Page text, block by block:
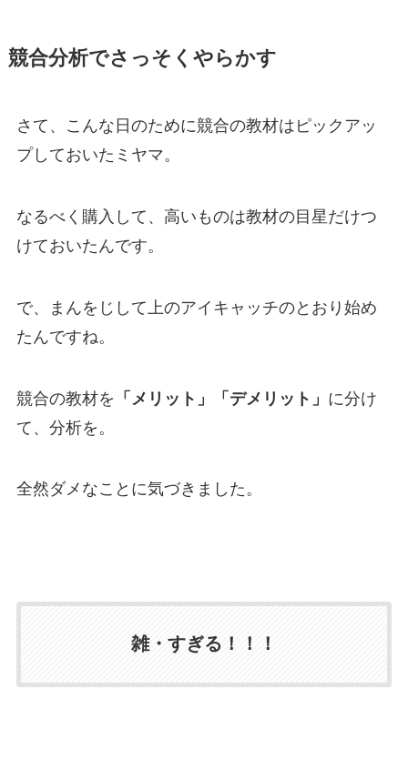
競合分析でさっそくやらかす
さて、こんな日のために競合の教材はピックアッ
プしておいたミヤマ。
なるべく購入して、高いものは教材の目星だけつ
けておいたんです。
で、まんをじして上のアイキャッチのとおり始め
たんですね。
競合の教材を 「メリット」「デメリット」 に分け
て、分析を。
全然ダメなことに気づきました。
雑・すぎる！！！